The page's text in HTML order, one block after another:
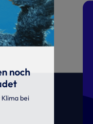
noch
bei